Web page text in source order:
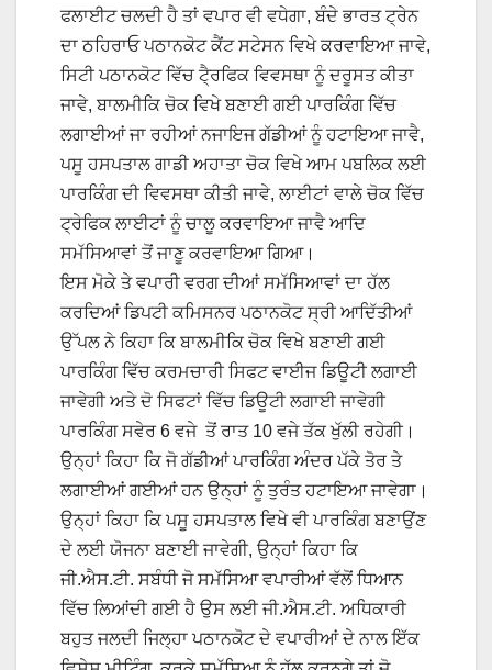
ਫਲਾਈਟ ਚਲਦੀ ਹੈ ਤਾਂ ਵਪਾਰ ਵੀ ਵਧੇਗਾ, ਬੰਦੇ ਭਾਰਤ ਟ੍ਰੇਨ
ਦਾ ਠਹਿਰਾਓ ਪਠਾਨਕੋਟ ਕੈਂਟ ਸਟੇਸਨ ਵਿਖੇ ਕਰਵਾਇਆ ਜਾਵੇ,
ਸਿਟੀ ਪਠਾਨਕੋਟ ਵਿੱਚ ਟੈ੍ਰਫਿਕ ਵਿਵਸਥਾ ਨੂੰ ਦਰੂਸਤ ਕੀਤਾ
ਜਾਵੇ, ਬਾਲਮੀਕਿ ਚੋਕ ਵਿਖੇ ਬਣਾਈ ਗਈ ਪਾਰਕਿੰਗ ਵਿੱਚ
ਲਗਾਈਆਂ ਜਾ ਰਹੀਆਂ ਨਜਾਇਜ ਗੱਡੀਆਂ ਨੂੰ ਹਟਾਇਆ ਜਾਵੈ,
ਪਸੂ ਹਸਪਤਾਲ ਗਾਡੀ ਅਹਾਤਾ ਚੋਕ ਵਿਖੇ ਆਮ ਪਬਲਿਕ ਲਈ
ਪਾਰਕਿੰਗ ਦੀ ਵਿਵਸਥਾ ਕੀਤੀ ਜਾਵੇ, ਲਾਈਟਾਂ ਵਾਲੇ ਚੋਕ ਵਿੱਚ
ਟ੍ਰੇਫਿਕ ਲਾਈਟਾਂ ਨੂੰ ਚਾਲੂ ਕਰਵਾਇਆ ਜਾਵੈ ਆਦਿ
ਸਮੱਸਿਆਵਾਂ ਤੋਂ ਜਾਣੂ ਕਰਵਾਇਆ ਗਿਆ।
ਇਸ ਮੋਕੇ ਤੇ ਵਪਾਰੀ ਵਰਗ ਦੀਆਂ ਸਮੱਸਿਆਵਾਂ ਦਾ ਹੱਲ
ਕਰਦਿਆਂ ਡਿਪਟੀ ਕਮਿਸਨਰ ਪਠਾਨਕੋਟ ਸ੍ਰੀ ਆਦਿੱਤੀਆਂ
ਉੱਪਲ ਨੇ ਕਿਹਾ ਕਿ ਬਾਲਮੀਕਿ ਚੋਕ ਵਿਖੇ ਬਣਾਈ ਗਈ
ਪਾਰਕਿੰਗ ਵਿੱਚ ਕਰਮਚਾਰੀ ਸਿਫਟ ਵਾਈਜ ਡਿਊਟੀ ਲਗਾਈ
ਜਾਵੇਗੀ ਅਤੇ ਦੋ ਸਿਫਟਾਂ ਵਿੱਚ ਡਿਊਟੀ ਲਗਾਈ ਜਾਵੇਗੀ
ਪਾਰਕਿੰਗ ਸਵੇਰ 6 ਵਜੇ ਤੋਂ ਰਾਤ 10 ਵਜੇ ਤੱਕ ਖੁੱਲੀ ਰਹੇਗੀ।
ਉਨ੍ਹਾਂ ਕਿਹਾ ਕਿ ਜੋ ਗੱਡੀਆਂ ਪਾਰਕਿੰਗ ਅੰਦਰ ਪੱਕੇ ਤੋਰ ਤੇ
ਲਗਾਈਆਂ ਗਈਆਂ ਹਨ ਉਨ੍ਹਾਂ ਨੂੰ ਤੁਰੰਤ ਹਟਾਇਆ ਜਾਵੇਗਾ।
ਉਨ੍ਹਾਂ ਕਿਹਾ ਕਿ ਪਸੂ ਹਸਪਤਾਲ ਵਿਖੇ ਵੀ ਪਾਰਕਿੰਗ ਬਣਾਉਂਣ
ਦੇ ਲਈ ਯੋਜਨਾ ਬਣਾਈ ਜਾਵੇਗੀ, ਉਨ੍ਹਾਂ ਕਿਹਾ ਕਿ
ਜੀ.ਐਸ.ਟੀ. ਸਬੰਧੀ ਜੋ ਸਮੱਸਿਆ ਵਪਾਰੀਆਂ ਵੱਲੋਂ ਧਿਆਨ
ਵਿੱਚ ਲਿਆਂਦੀ ਗਈ ਹੈ ਉਸ ਲਈ ਜੀ.ਐਸ.ਟੀ. ਅਧਿਕਾਰੀ
ਬਹੁਤ ਜਲਦੀ ਜਿਲ੍ਹਾ ਪਠਾਨਕੋਟ ਦੇ ਵਪਾਰੀਆਂ ਦੇ ਨਾਲ ਇੱਕ